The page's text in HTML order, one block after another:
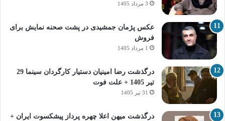
3 مرداد 1405
عکس پژمان جمشیدی در پشت صحنه نمایش برای
فروش
1 مرداد 1405
درگذشت رضا امینیان دستیار کارگردان سینما 29
تیر 1405 + علت فوت
31 تیر 1405
درگذشت میهن اعلا چهره پرداز پیشکسوت ایران +